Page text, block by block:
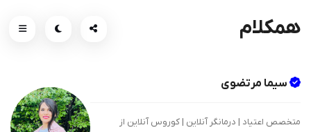
همکلام
سیما مرتضوی
متخصص اعتیاد | درمانگر آنلاین | کوروس آنلاین از